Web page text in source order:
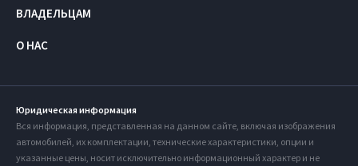
ВЛАДЕЛЬЦАМ
О НАС
Юридическая информация
Вся информация, представленная на данном сайте, включая изображения
автомобилей, их комплектации, технические характеристики, опции и
указанные цены, носит исключительно информационный характер и не